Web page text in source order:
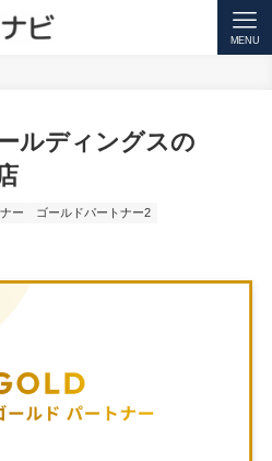
MENU
ルディングスの
ー ゴールドパートナー2